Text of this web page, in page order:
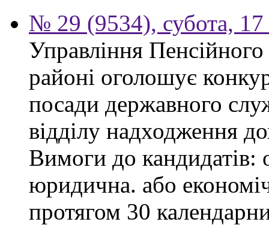
№ 29 (9534), субота,
Управління
районі оголошує
посади державного
відділу надходження
Вимоги до кандидатів:
юридична. або
протягом 30